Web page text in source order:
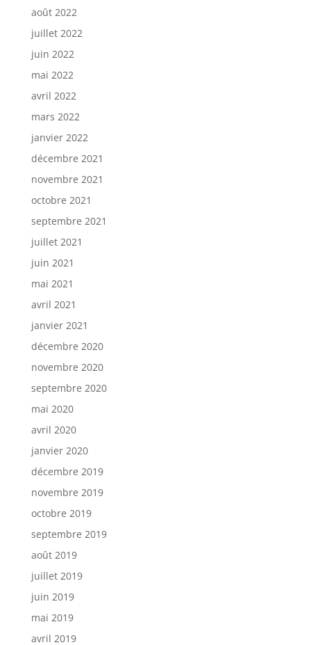
août 2022
juillet 2022
juin 2022
mai 2022
avril 2022
mars 2022
janvier 2022
décembre 2021
novembre 2021
octobre 2021
septembre 2021
juillet 2021
juin 2021
mai 2021
avril 2021
janvier 2021
décembre 2020
novembre 2020
septembre 2020
mai 2020
avril 2020
janvier 2020
décembre 2019
novembre 2019
octobre 2019
septembre 2019
août 2019
juillet 2019
juin 2019
mai 2019
avril 2019